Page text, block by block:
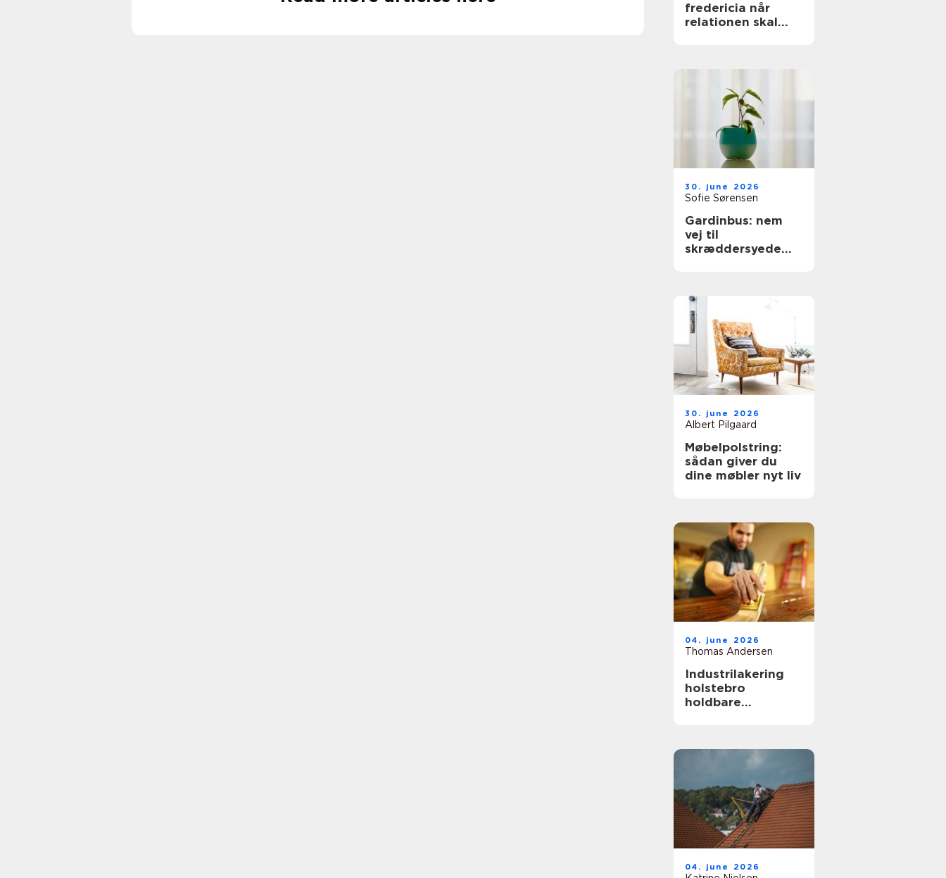
fredericia når
relationen skal
30. june 2026
Sofie Sørensen
Gardinbus: nem
vej til
skræddersyede
30. june 2026
Albert Pilgaard
Møbelpolstring:
sådan giver du
dine møbler nyt liv
04. june 2026
Thomas Andersen
Industrilakering
holstebro
holdbare
04. june 2026